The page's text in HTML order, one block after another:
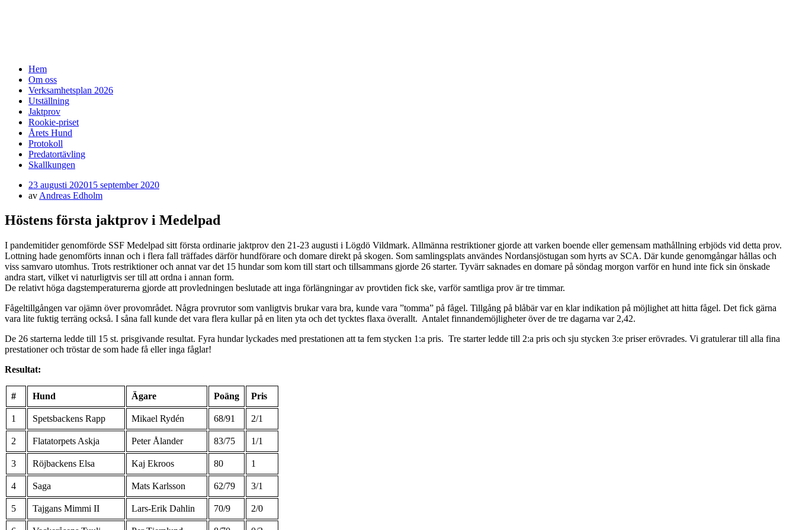
Meny
Hoppa
innehåll
Hem
Om oss
Verksamhetsplan 2026
Utställning
Jaktprov
Rookie-priset
Årets Hund
Protokoll
Predatortävling
Skallkungen
Publicerad
den
23 augusti 202015 september 2020
av Andreas Edholm
Höstens första jaktprov i Medelpad
I pandemitider genomförde SSF Medelpad sitt första ordinarie jaktprov den 21-23 augusti i Lögdö Vildmark. Allmänna restriktioner gjorde att varken boende eller gemensam mathållning erbjöds vid detta prov.
Lottning hade genomförts innan och i flera fall träffades därför hundförare och domare direkt på skogen. Som samlingsplats användes Nordansjöstugan som hyrts av SCA. Där kunde genomgångar hållas och
viss samvaro utomhus. Trots restriktioner och annat var det 15 hundar som kom till start och tillsammans gjorde 26 starter. Tyvärr saknades en domare på söndag morgon varför en hund inte fick sin önskade
andra start, vilket vi naturligtvis ser till att ordna i annan form.
De relativt höga dagstemperaturerna gjorde att provledningen beslutade att inga förlängningar av provtiden fick ske, varför samtliga prov är tre timmar.
Fågeltillgången var ojämn över provområdet. Några provrutor som vanligtvis brukar vara bra, kunde vara ”tomma” på fågel. Tillgång på blåbär var en klar indikation på möjlighet att hitta fågel. Det fick gärna
vara lite fuktig terräng också. I såna fall kunde det vara flera kullar på en liten yta och det tycktes flaxa överallt. Antalet finnandemöjligheter över de tre dagarna var 2,42.
De 26 starterna ledde till 15 st. prisgivande resultat. Fyra hundar lyckades med prestationen att ta fem stycken 1:a pris. Tre starter ledde till 2:a pris och sju stycken 3:e priser erövrades. Vi gratulerar till alla fina
prestationer och tröstar de som hade få eller inga fåglar!
Resultat:
# Hund Ägare Poäng Pris
1 Spetsbackens Rapp Mikael Rydén 68/91 2/1
2 Flatatorpets Askja Peter Ålander 83/75 1/1
3 Röjbackens Elsa Kaj Ekroos 80 1
4 Saga Mats Karlsson 62/79 3/1
5 Tajgans Mimmi II Lars-Erik Dahlin 70/9 2/0